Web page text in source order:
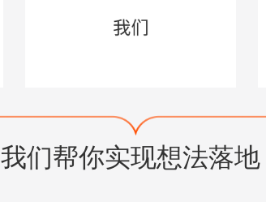
我们帮你实现想法落地